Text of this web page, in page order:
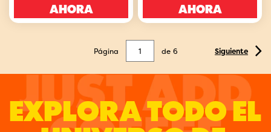
reseñasAHORA
AHORA
Página de 6 Siguiente